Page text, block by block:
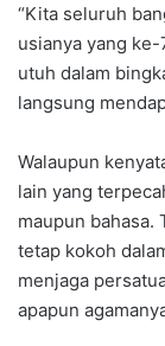
“Kita seluruh
usianya yang
utuh dalam
langsung
Walaupun
lain yang
maupun bahasa.
tetap kokoh
menjaga
apapun